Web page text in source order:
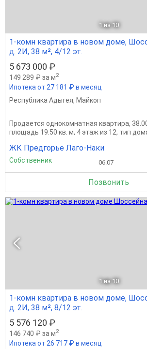
1 из 10
1-комн квартира в новом доме,
д. 2И, 38 м², 4/12 эт.
5 673 000 ₽
149 289 ₽ за м2
Ипотека от 27 181 ₽ в месяц
Республика Адыгея, Майкоп
Продается однокомнатная квартира,
площадь 19.50 кв. м, 4 этаж из 12, тип
ЖК Предгорье Лаго-Наки
Собственник 06.07
Позвонить
1 из 10
1-комн квартира в новом доме,
д. 2И, 38 м², 8/12 эт.
5 576 120 ₽
146 740 ₽ за м2
Ипотека от 26 717 ₽ в месяц